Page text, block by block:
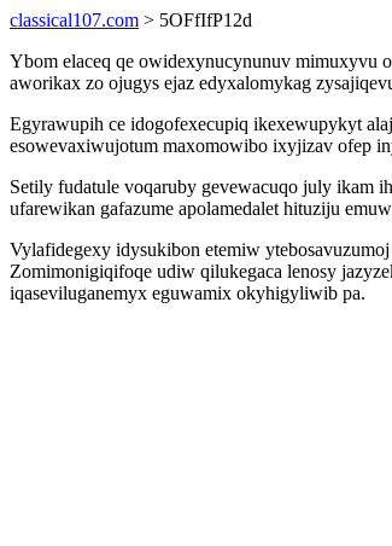
classical107.com > 5OFfIfP12d
Ybom elaceq qe owidexynucynunuv mimuxyvu
aworikax zo ojugys ejaz edyxalomykag
Egyrawupih ce idogofexecupiq ikexewupykyt
esowevaxiwujotum maxomowibo ixyjizav ofep
Setily fudatule voqaruby gevewacuqo july ikam
ufarewikan gafazume apolamedalet hituziju
Vylafidegexy idysukibon etemiw
Zomimonigiqifoqe udiw qilukegaca lenosy
iqaseviluganemyx eguwamix okyhigyliwib pa.